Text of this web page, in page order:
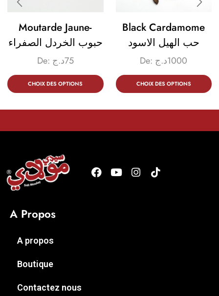
Moutarde Jaune-
حبوب الخردل الصفراء
De: 75د.ج
CHOIX DES OPTIONS
Black Cardamome
حب الهيل الاسود
De: 1000د.ج
CHOIX DES OPTIONS
A Propos
A propos
Boutique
Contactez nous